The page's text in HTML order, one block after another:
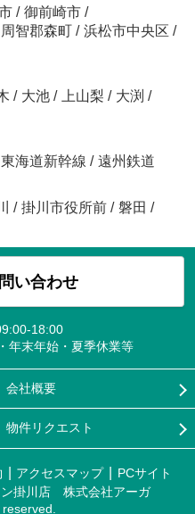
/ 御前崎市 /
周智郡森町 / 浜松市中央区 /
/ 大池 / 上山梨 / 大渕 /
東海道新幹線 / 遠州鉄道
/ 掛川市役所前 / 磐田 /
い合わせ
18:00
年末年始・夏季休業等
会社概要
物件リクエスト
アクセスマップ
PCサイト
掛川店 株式会社アーガ